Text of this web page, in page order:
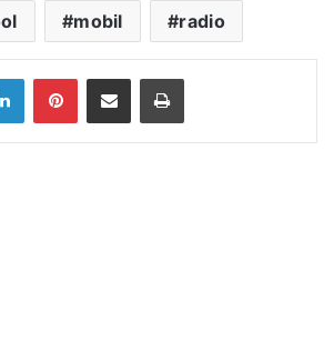
mobil radio
LinkedInPinterestShare via Email Print